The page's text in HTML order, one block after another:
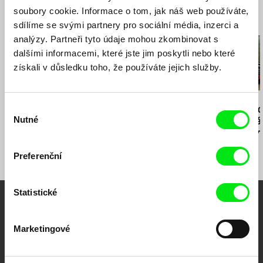
soubory cookie. Informace o tom, jak náš web používáte,
sdílíme se svými partnery pro sociální média, inzerci a
analýzy. Partneři tyto údaje mohou zkombinovat s
dalšími informacemi, které jste jim poskytli nebo které
získali v důsledku toho, že používáte jejich služby.
souhlasu
Nutné
Preferenční
Statistické
Marketingové
Související filmy (20)
Bohemia
Labyrint
lusthauz
(Božská
dokumentární kino